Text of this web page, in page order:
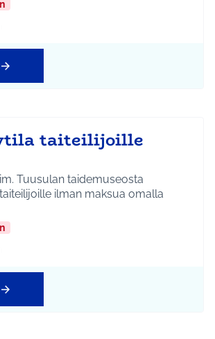
mukaan: Koko Tuusula
taiteilijoille
Tuusulan taidemuseosta
ilman maksua omalla
mukaan: Koko Tuusula